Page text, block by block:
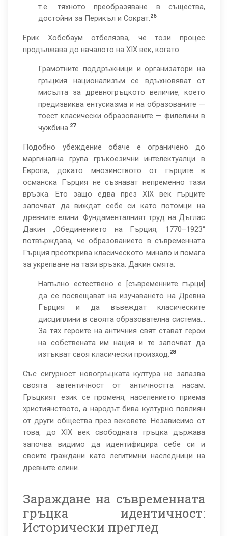
т.е. тяхното преобразяване в същества,
достойни за Перикъл и Сократ.26
Ерик Хобсбаум отбелязва, че този процес
продължава до началото на XIX век, когато:
Грамотните поддръжници и организатори на
гръцкия национализъм се вдъхновяват от
мисълта за древногръцкото величие, което
предизвиква ентусиазма и на образованите —
тоест класически образованите — филелини в
чужбина.27
Подобно убеждение обаче е ограничено до
маргинална група гръкоезични интелектуалци в
Европа, докато мнозинството от гърците в
османска Гърция не съзнават непременно тази
връзка. Ето защо едва през XIX век гърците
започват да виждат себе си като потомци на
древните елини. Фундаменталният труд на Дъглас
Дакин „Обединението на Гърция, 1770–1923“
потвърждава, че образованието в съвременната
Гърция преоткрива класическото минало и помага
за укрепване на тази връзка. Дакин смята:
Напълно естествено e [съвременните гърци]
да се посвещават на изучаването на Древна
Гърция и да въвеждат класическите
дисциплини в своята образователна система…
За тях героите на античния свят стават герои
на собствената им нация и те започват да
изтъкват своя класически произход.28
Със сигурност новогръцката култура не запазва
своята автентичност от античността насам.
Гръцкият език се променя, населението приема
християнството, а народът бива културно повлиян
от други общества през вековете. Независимо от
това, до XIX век свободната гръцка държава
започва видимо да идентифицира себе си и
своите граждани като легитимни наследници на
древните елини.
Зараждане на съвременната
гръцка идентичност:
Исторически преглед